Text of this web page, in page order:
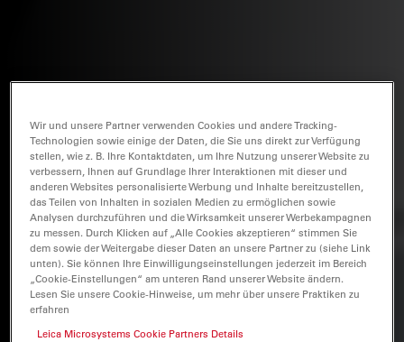
Wir und unsere Partner verwenden Cookies und andere Tracking-
Technologien sowie einige der Daten, die Sie uns direkt zur Verfügung
stellen, wie z. B. Ihre Kontaktdaten, um Ihre Nutzung unserer Website zu
verbessern, Ihnen auf Grundlage Ihrer Interaktionen mit dieser und
anderen Websites personalisierte Werbung und Inhalte bereitzustellen,
das Teilen von Inhalten in sozialen Medien zu ermöglichen sowie
Analysen durchzuführen und die Wirksamkeit unserer Werbekampagnen
zu messen. Durch Klicken auf „Alle Cookies akzeptieren“ stimmen Sie
dem sowie der Weitergabe dieser Daten an unsere Partner zu (siehe Link
unten). Sie können Ihre Einwilligungseinstellungen jederzeit im Bereich
„Cookie-Einstellungen“ am unteren Rand unserer Website ändern.
Lesen Sie unsere Cookie-Hinweise, um mehr über unsere Praktiken zu
erfahren
Leica Microsystems Cookie Partners Details